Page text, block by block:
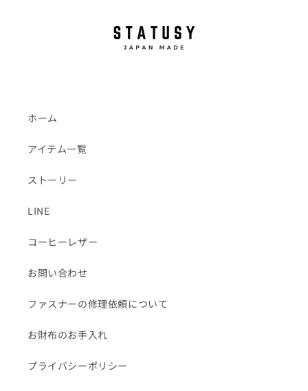
ホーム
アイテム一覧
ストーリー
LINE
コーヒーレザー
お問い合わせ
ファスナーの修理依頼について
お財布のお手入れ
プライバシーポリシー